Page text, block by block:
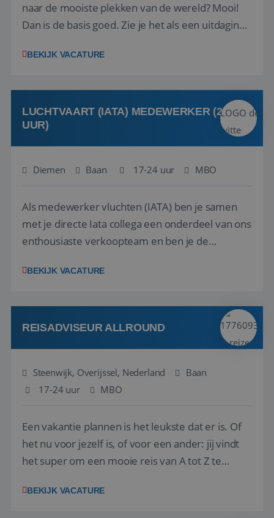
naar de mooiste plekken van de wereld? Mooi!
Dan is de basis goed. Zie je het als een uitdaging
het samenstellen en boeken van de perfecte
deze onderdelen zijn nu samen gevoegd...
BEKIJK VACATURE
LUCHTVAART (IATA) MEDEWERKER (24-32
UUR)
Diemen Baan 17-24 uur MBO
Als medewerker vluchten (IATA) ben je samen
met je directe Iata collega een onderdeel van ons
enthousiaste verkoopteam en ben je de
en tarieven waar je collega’s niet uitkomen.
kwaliteitsbewaking van alles wat met IATA te m...
BEKIJK VACATURE
REISADVISEUR ALLROUND
Steenwijk, Overijssel, Nederland
Baan
17-24 uur
MBO
Een vakantie plannen is het leukste dat er is. Of
het nu voor jezelf is, of voor een ander: jij vindt
het super om een mooie reis van A tot Z te
vakantiegangers de meest prachtige plekjes op
BEKIJK VACATURE